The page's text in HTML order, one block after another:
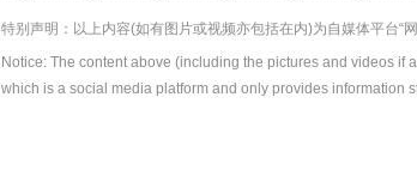
特别声明：以上内容(如有图片或视频亦包括在内)为自媒体平台“
Notice: The content above (including the pictures and videos if
which is a social media platform and only provides information